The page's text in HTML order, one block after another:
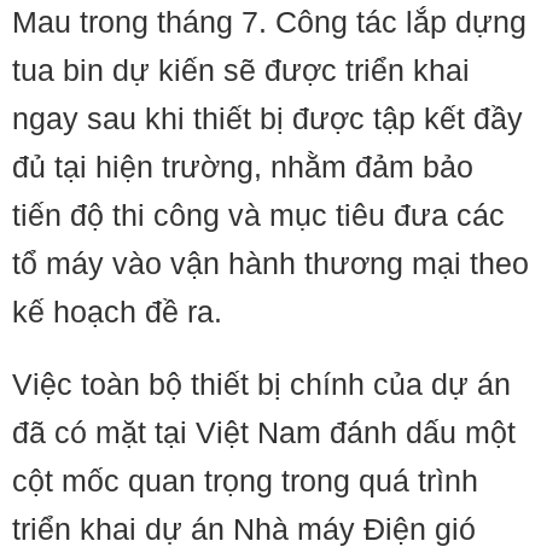
Mau trong tháng 7. Công tác lắp dựng
tua bin dự kiến sẽ được triển khai
ngay sau khi thiết bị được tập kết đầy
đủ tại hiện trường, nhằm đảm bảo
tiến độ thi công và mục tiêu đưa các
tổ máy vào vận hành thương mại theo
kế hoạch đề ra.
Việc toàn bộ thiết bị chính của dự án
đã có mặt tại Việt Nam đánh dấu một
cột mốc quan trọng trong quá trình
triển khai dự án Nhà máy Điện gió